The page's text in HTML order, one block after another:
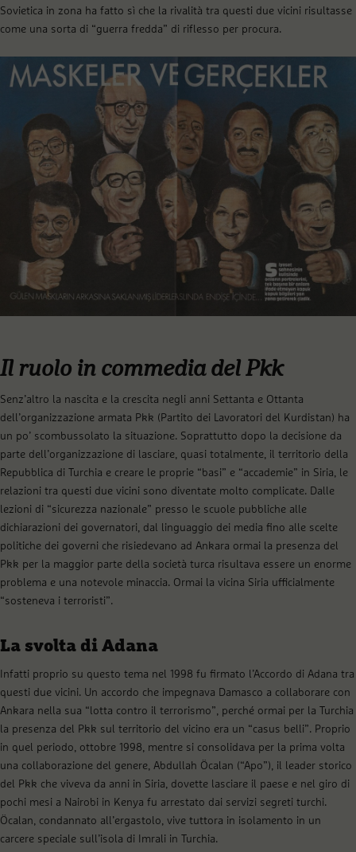
Sovietica in zona ha fatto sì che la rivalità tra questi due vicini risultasse
come una sorta di “guerra fredda” di riflesso per procura.
Il ruolo in commedia del Pkk
Senz’altro la nascita e la crescita negli anni Settanta e Ottanta
dell’organizzazione armata Pkk (Partito dei Lavoratori del Kurdistan) ha
un po’ scombussolato la situazione. Soprattutto dopo la decisione da
parte dell’organizzazione di lasciare, quasi totalmente, il territorio della
Repubblica di Turchia e creare le proprie “basi” e “accademie” in Siria, le
relazioni tra questi due vicini sono diventate molto complicate. Dalle
lezioni di “sicurezza nazionale” presso le scuole pubbliche alle
dichiarazioni dei governatori, dal linguaggio dei media fino alle scelte
politiche dei governi che risiedevano ad Ankara ormai la presenza del
Pkk per la maggior parte della società turca risultava essere un enorme
problema e una notevole minaccia. Ormai la vicina Siria ufficialmente
“sosteneva i terroristi”.
La svolta di Adana
Infatti proprio su questo tema nel 1998 fu firmato l’Accordo di Adana tra
questi due vicini. Un accordo che impegnava Damasco a collaborare con
Ankara nella sua “lotta contro il terrorismo”, perché ormai per la Turchia
la presenza del Pkk sul territorio del vicino era un “casus belli”. Proprio
in quel periodo, ottobre 1998, mentre si consolidava per la prima volta
una collaborazione del genere, Abdullah Öcalan (“Apo”), il leader storico
del Pkk che viveva da anni in Siria, dovette lasciare il paese e nel giro di
pochi mesi a Nairobi in Kenya fu arrestato dai servizi segreti turchi.
Öcalan, condannato all’ergastolo, vive tuttora in isolamento in un
carcere speciale sull’isola di Imrali in Turchia.